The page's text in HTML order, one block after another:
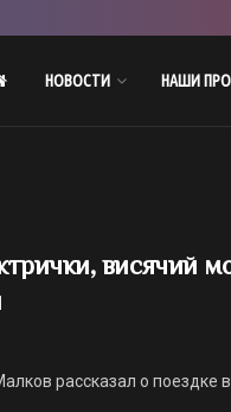
НОВОСТИ НАШИ
висячий
рассказал о поездке в